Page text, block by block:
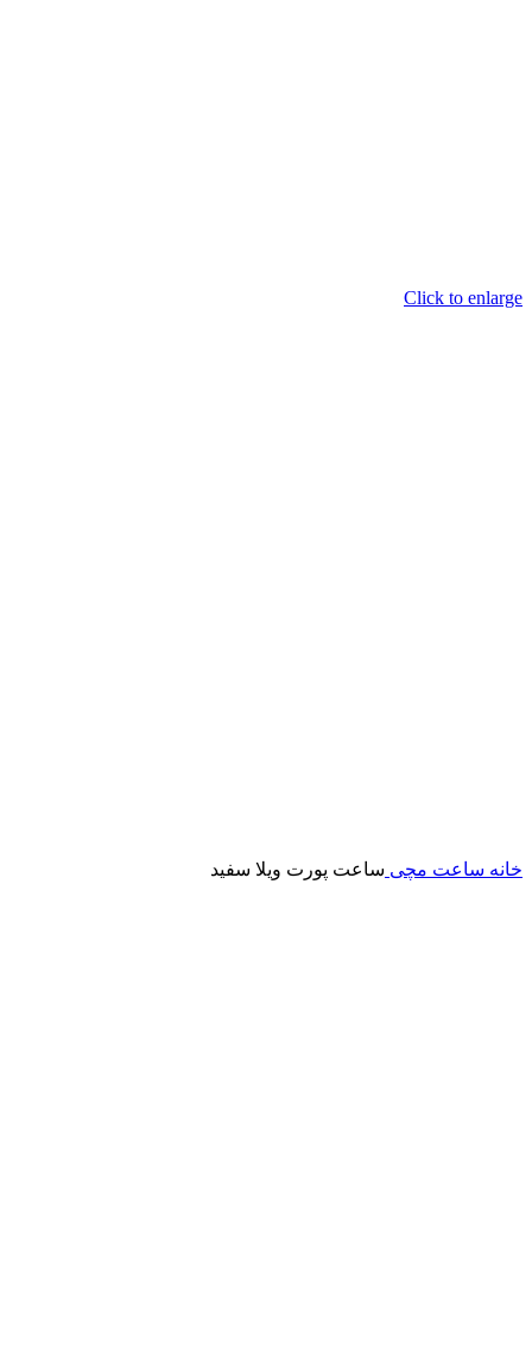
Click to enlarge
خانه ساعت مچی ساعت پورت ویلا سفید